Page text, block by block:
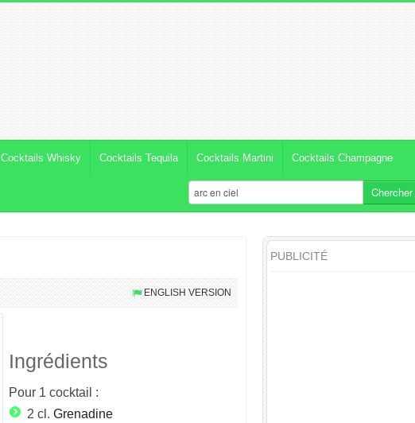
Cocktails Whisky Cocktails Tequila Cocktails Martini Cocktails Champagne
ENGLISH VERSION
Ingrédients
Pour 1 cocktail :
2 cl. Grenadine
PUBLICITÉ